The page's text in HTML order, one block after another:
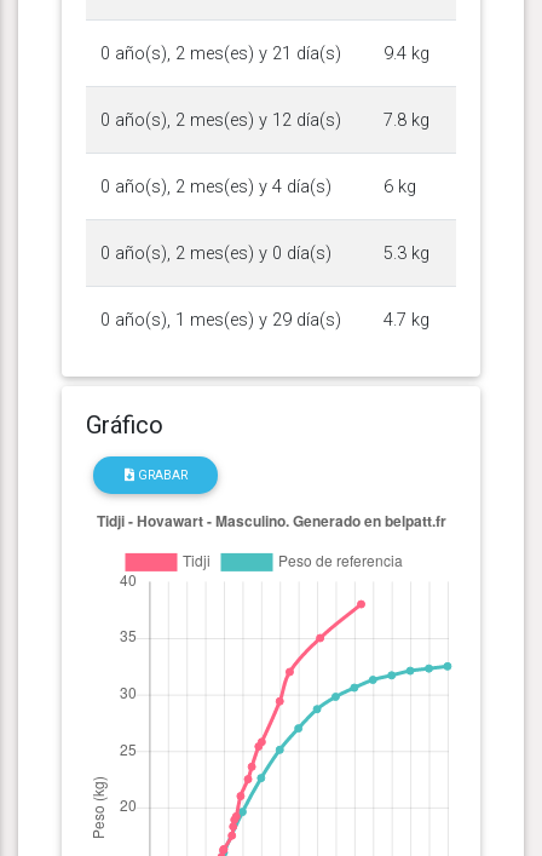
0 año(s), 2 mes(es) y 21 día(s) 9.4 kg
0 año(s), 2 mes(es) y 12 día(s) 7.8 kg
0 año(s), 2 mes(es) y 4 día(s) 6 kg
0 año(s), 2 mes(es) y 0 día(s) 5.3 kg
0 año(s), 1 mes(es) y 29 día(s) 4.7 kg
Gráfico
GRABAR